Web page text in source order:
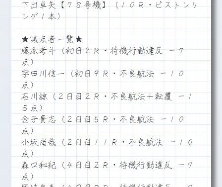
下出卓矢【７８号機】（１０Ｒ・ピストンリ
ング１本）
★減点者一覧★
藤原考斗（初日２Ｒ・待機行動違反 －７
点）
宇田川信一（初日９Ｒ・不良航法 －１０
点）
石川諒（２日目２Ｒ・不良航法＋転覆 －１
５点）
金子貴志（２日目５Ｒ・不良航法 －１０
点）
小坂尚哉（２日目１１Ｒ・不良航法 －１０
点）
森口和紀（４日目２Ｒ・待機行動違反 －７
点）